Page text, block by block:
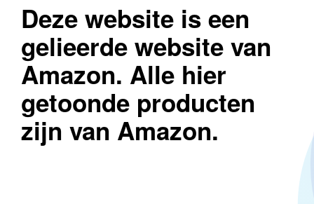
Deze website is een
gelieerde website van
Amazon. Alle hier
getoonde producten
zijn van Amazon.